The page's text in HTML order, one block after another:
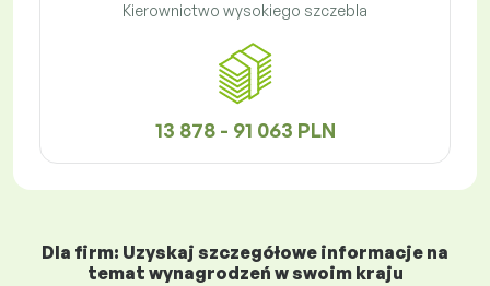
Kierownictwo wysokiego szczebla
13 878 - 91 063 PLN
Dla firm: Uzyskaj szczegółowe informacje na
temat wynagrodzeń w swoim kraju